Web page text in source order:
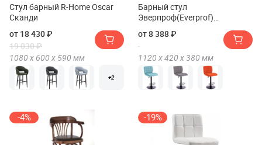
Стул барный R-Home Oscar
Сканди
от 18 430 ₽
19 030 ₽
1080 х 600 х 590 мм
+2
Барный стул
Эверпроф(Everprof)
от 8 388 ₽
1120 х420 х380 мм
-4% -19%